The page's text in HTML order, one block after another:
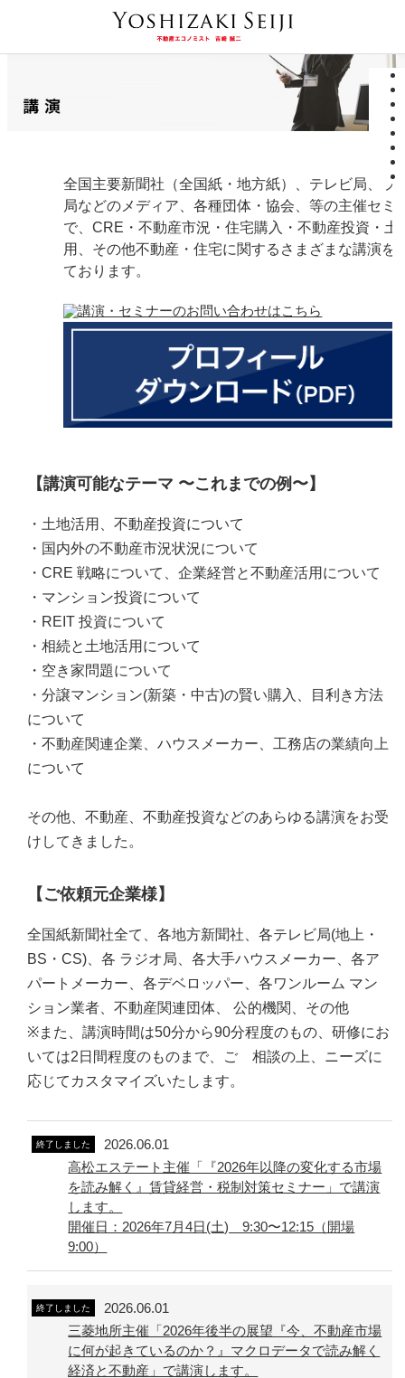
全国主要新聞社（全国紙・地方紙）、テレビ局、ラ
局などのメディア、各種団体・協会、等の主催セミ
で、CRE・不動産市況・住宅購入・不動産投資・土
用、その他不動産・住宅に関するさまざまな講演を
ております。
【講演可能なテーマ 〜これまでの例〜】
・土地活用、不動産投資について
・国内外の不動産市況状況について
・CRE 戦略について、企業経営と不動産活用について
・マンション投資について
・REIT 投資について
・相続と土地活用について
・空き家問題について
・分譲マンション(新築・中古)の賢い購入、目利き方法
について
・不動産関連企業、ハウスメーカー、工務店の業績向上
について
その他、不動産、不動産投資などのあらゆる講演をお受
けしてきました。
【ご依頼元企業様】
全国紙新聞社全て、各地方新聞社、各テレビ局(地上・
BS・CS)、各 ラジオ局、各大手ハウスメーカー、各ア
パートメーカー、各デベロッパー、各ワンルーム マン
ション業者、不動産関連団体、 公的機関、その他
※また、講演時間は50分から90分程度のもの、研修にお
いては2日間程度のものまで、ご゙相談の上、ニーズに
応じてカスタマイズいたします。
終了しました
2026.06.01
高松エステート主催「『2026年以降の変化する市場
を読み解く』賃貸経営・税制対策セミナー」で講演
します。
開催日：2026年7月4日(土) 9:30〜12:15（開場
9:00）
終了しました
2026.06.01
三菱地所主催「2026年後半の展望『今、不動産市場
に何が起きているのか？』マクロデータで読み解く
経済と不動産」で講演します。